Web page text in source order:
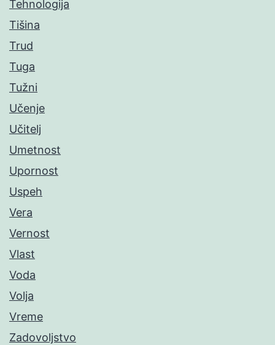
Tehnologija
Tišina
Trud
Tuga
Tužni
Učenje
Učitelj
Umetnost
Upornost
Uspeh
Vera
Vernost
Vlast
Voda
Volja
Vreme
Zadovoljstvo